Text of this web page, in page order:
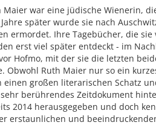
Maier war eine jüdische Wienerin,
später wurde sie nach
ermordet. Ihre Tagebücher, die
erst viel später entdeckt - im
Hofmo, mit der sie die letzten
Obwohl Ruth Maier nur so ein
einen großen literarischen Schatz
berührendes Zeitdokument
2014 herausgegeben und doch
erstaunlichen und